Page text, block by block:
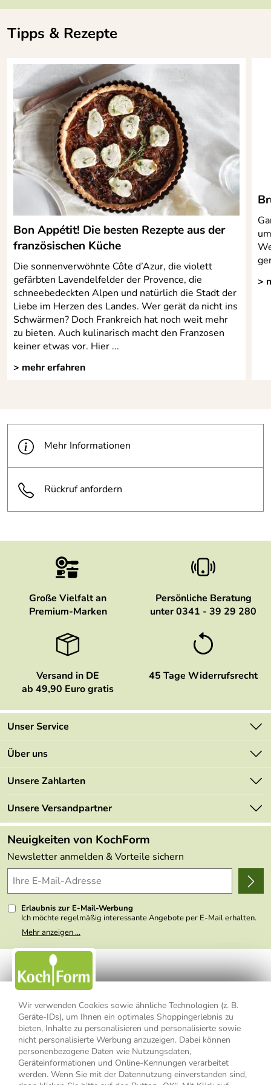
Wir verwenden Cookies sowie ähnliche Technologien (z. B.
Geräte-IDs), um Ihnen ein optimales Shoppingerlebnis zu
bieten, Inhalte zu personalisieren und personalisierte sowie
nicht personalisierte Werbung anzuzeigen. Dabei können
personenbezogene Daten wie Nutzungsdaten,
Geräteinformationen und Online-Kennungen verarbeitet
werden. Wenn Sie mit der Datennutzung einverstanden sind,
Tipps & Rezepte
Bon Appétit! Die besten Rezepte aus der
französischen Küche
Die sonnenverwöhnte Côte d’Azur, die violett
gefärbten Lavendelfelder der Provence, die
schneebedeckten Alpen und natürlich die Stadt der
Liebe im Herzen des Landes. Wer gerät da nicht ins
Schwärmen? Doch Frankreich hat noch weit mehr
zu bieten. Auch kulinarisch macht den Franzosen
keiner etwas vor. Hier ...
> mehr erfahren
>
Mehr Informationen
Rückruf anfordern
Große Vielfalt an
Premium-Marken
Persönliche Beratung
unter 0341 - 39 29 280
Versand in DE
ab 49,90 Euro gratis
45 Tage Widerrufsrecht
Unser Service
Kontakt
Mehrwertsteuerfrei
Retourenportal
FAQs
Lieferbedingungen
Delivery Terms
Kundenlogin
Über uns
Marken
Angebote
Made in Germany
Themen
Wir über uns
Presse
Unsere Zahlarten
Unsere Versandpartner
Neuigkeiten von KochForm
Newsletter anmelden & Vorteile sichern
Erlaubnis zur E-Mail-Werbung
Ich möchte regelmäßig interessante Angebote per E-Mail erhalten.
Meine E-Mail-Adresse wird nicht an andere Unternehmen
weitergegeben. Zu statistischen Zwecken wird in anonymer Form
nicht erkennbar, welche konkrete Person geklickt hat. Diese
Einwilligung zur Nutzung meiner E-Mail- Adresse für Werbezwecke
kann ich jederzeit mit Wirkung für die Zukunft widerrufen, indem ich
den Link "Abmelden" am Ende des Newsletters anklicke oder die
Option Newsletter im Mitgliederbereich deaktiviere. Die
Datenschutzerklärung
habe ich zur Kenntnis genommen.
Mehr anzeigen ...
Impressum Datenschutzerklärung
AGB
Widerrufsbelehrung
Widerrufsformular
Vertrag widerrufen